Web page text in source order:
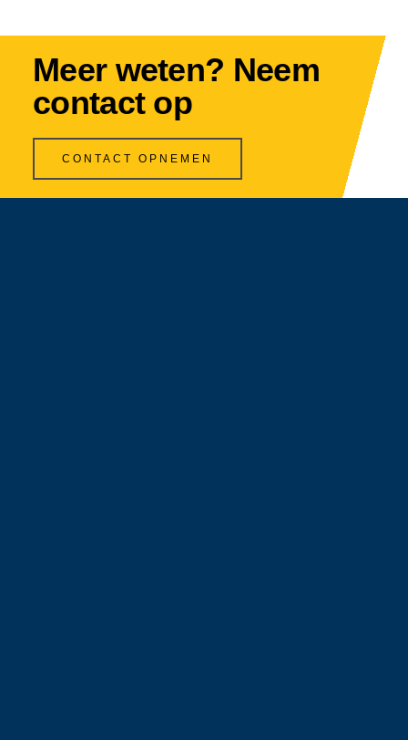
Meer weten? Neem
contact op
CONTACT OPNEMEN